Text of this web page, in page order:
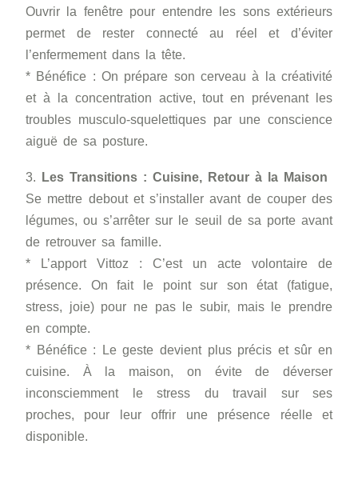
Ouvrir la fenêtre pour entendre les sons extérieurs
permet de rester connecté au réel et d’éviter
l’enfermement dans la tête.
* Bénéfice : On prépare son cerveau à la créativité
et à la concentration active, tout en prévenant les
troubles musculo-squelettiques par une conscience
aiguë de sa posture.
3.
Les Transitions : Cuisine, Retour à la Maison
Se mettre debout et s’installer avant de couper des
légumes, ou s’arrêter sur le seuil de sa porte avant
de retrouver sa famille.
* L’apport Vittoz : C’est un acte volontaire de
présence. On fait le point sur son état (fatigue,
stress, joie) pour ne pas le subir, mais le prendre
en compte.
* Bénéfice : Le geste devient plus précis et sûr en
cuisine. À la maison, on évite de déverser
inconsciemment le stress du travail sur ses
proches, pour leur offrir une présence réelle et
disponible.